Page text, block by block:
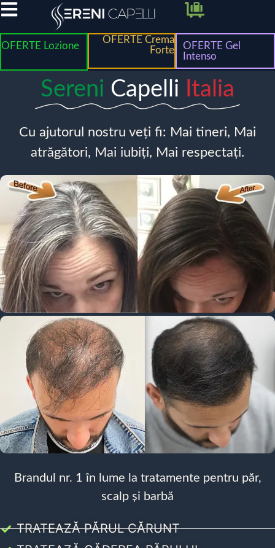
OFERTE Lozione
OFERTE Crema
Forte
OFERTE Gel
Intenso
Sereni Capelli Italia
Cu ajutorul nostru veți fi: Mai tineri, Mai
atrăgători, Mai iubiți, Mai respectați.
Brandul nr. 1 în lume la tratamente pentru păr,
scalp și barbă
TRATEAZĂ PĂRUL CĂRUNT